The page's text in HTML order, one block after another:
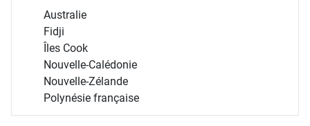
Australie
Fidji
Îles Cook
Nouvelle-Calédonie
Nouvelle-Zélande
Polynésie française